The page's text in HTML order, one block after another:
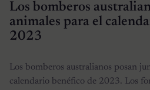
Los bomberos
animales para el
2023
Los bomberos australianos posan
calendario benéfico de 2023. Los